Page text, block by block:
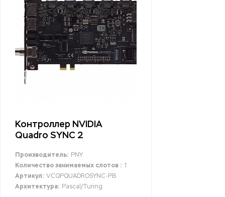
Контроллер NVIDIA
Quadro SYNC 2
Производитель: PNY
Количество занимаемых слотов : 1
Артикул: VCQPQUADROSYNC-PB
Архитектура: Pascal/Turing